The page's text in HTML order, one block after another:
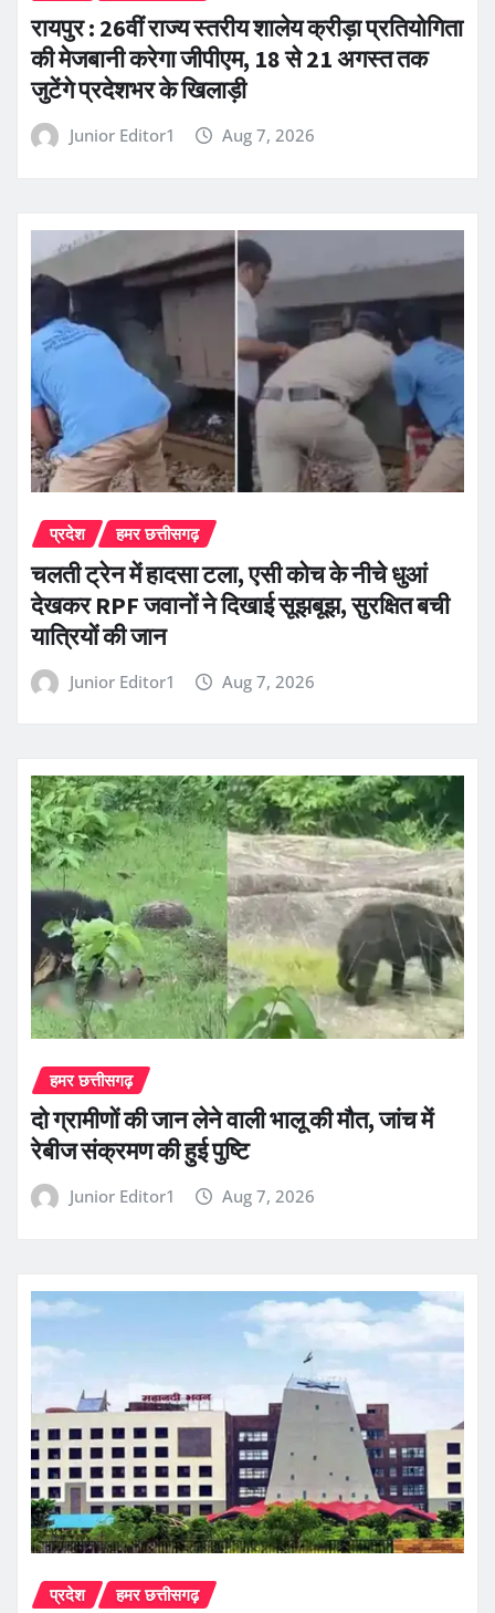
रायपुर : 26वीं राज्य स्तरीय शालेय क्रीड़ा प्रतियोगिता
की मेजबानी करेगा जीपीएम, 18 से 21 अगस्त तक
जुटेंगे प्रदेशभर के खिलाड़ी
Junior Editor1 Aug 7, 2026
प्रदेश हमर छत्तीसगढ़
चलती ट्रेन में हादसा टला, एसी कोच के नीचे धुआं
देखकर RPF जवानों ने दिखाई सूझबूझ, सुरक्षित बची
यात्रियों की जान
Junior Editor1 Aug 7, 2026
हमर छत्तीसगढ़
दो ग्रामीणों की जान लेने वाली भालू की मौत, जांच में
रेबीज संक्रमण की हुई पुष्टि
Junior Editor1 Aug 7, 2026
प्रदेश हमर छत्तीसगढ़